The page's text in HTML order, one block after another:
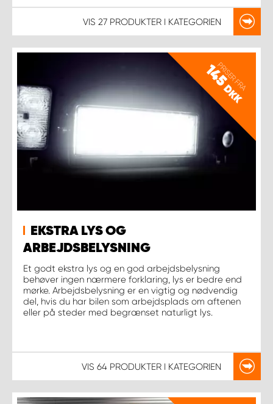
VIS 27 PRODUKTER I KATEGORIEN
PRISER FRA
145
DKK
EKSTRA LYS OG
ARBEJDSBELYSNING
Et godt ekstra lys og en god arbejdsbelysning
behøver ingen nærmere forklaring, lys er bedre end
mørke. Arbejdsbelysning er en vigtig og nødvendig
del, hvis du har bilen som arbejdsplads om aftenen
eller på steder med begrænset naturligt lys.
VIS 64 PRODUKTER I KATEGORIEN